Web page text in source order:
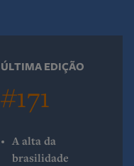
ÚLTIMA EDIÇÃO
#171
A alta da
brasilidade